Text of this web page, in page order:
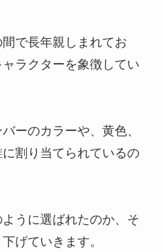
お金持ちの噂も調査
購入する時の注意点も解説
場は？
で長年親しまれてお
ラクターを象徴してい
ーのカラーや、黄色、
割り当てられているの
うに選ばれたのか、そ
げていきます。